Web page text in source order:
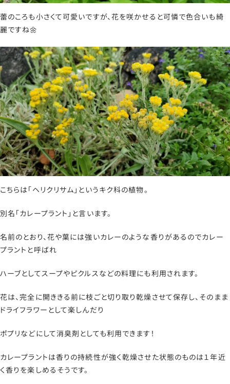
蕾のころも小さくて可愛いですが、花を咲かせると可憐で色合いも綺
麗ですね🌼
こちらは「ヘリクリサム」というキク科の植物。
別名「カレープラント」と言います。
名前のとおり、花や葉には強いカレーのような香りがあるのでカレー
プラントと呼ばれ
ハーブとしてスープやピクルスなどの料理にも利用されます。
花は、完全に開ききる前に枝ごと切り取り乾燥させて保存し、そのまま
ドライフラワーとして楽しんだり
ポプリなどにして消臭剤としても利用できます！
カレープラントは香りの持続性が強く乾燥させた状態のものは１年近
く香りを楽しめるそうです。